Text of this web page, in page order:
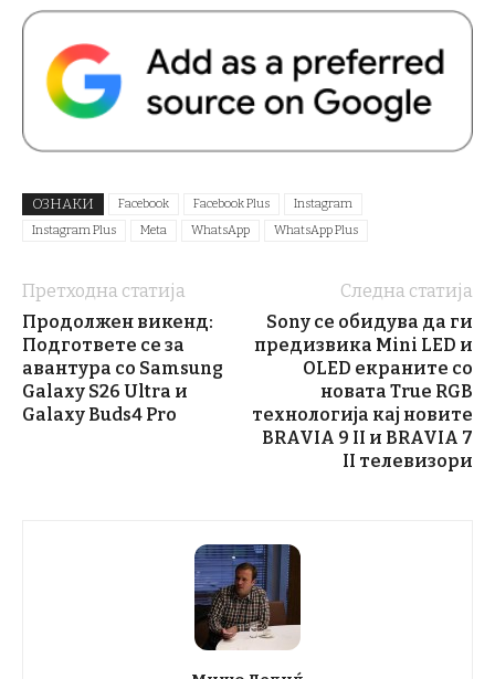
ОЗНАКИ Facebook Facebook Plus
Instagram
Instagram Plus
Meta WhatsApp WhatsApp Plus
Претходна статија
Продолжен викенд:
Подгответе се за
авантура со Samsung
Galaxy S26 Ultra и
Galaxy Buds4 Pro
Следна статија
Sony се обидува да ги
предизвика Mini LED и
OLED екраните со
новата True RGB
технологија кај новите
BRAVIA 9 II и BRAVIA 7
II телевизори